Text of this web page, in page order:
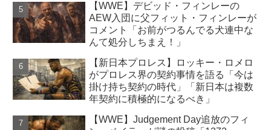
【WWE】デビッド・フィンレーの
AEW入団に父フィット・フィンレーが
コメント「お前がつるんでる犬連中な
んて処分しちまえ！」
【新日本プロレス】ロッキー・ロメロ
がプロレス界の契約事情を語る「今は
掛け持ち契約の時代」「新日本は複数
年契約に積極的になるべき」
【WWE】Judgement Day追放のフィ